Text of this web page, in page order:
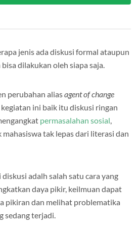
jenis ada diskusi formal ataupun
dilakukan oleh siapa saja.
perubahan aliasagent of change
ini baik itu diskusi ringan
permasalahan sosial,
mahasiswa tak lepas dari literasi dan
adalh salah satu cara yang
daya pikir, keilmuan dapat
pikiran dan melihat problematika
sedang terjadi.